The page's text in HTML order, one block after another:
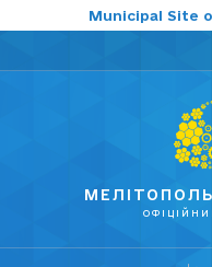
Municipal Site